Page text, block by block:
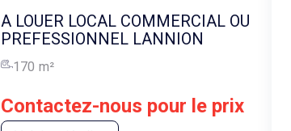
A LOUER LOCAL COMMERCIAL OU
PREFESSIONNEL LANNION
170 m²
Contactez-nous pour le prix